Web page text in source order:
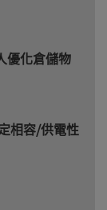
優化倉儲物
相容/供電性